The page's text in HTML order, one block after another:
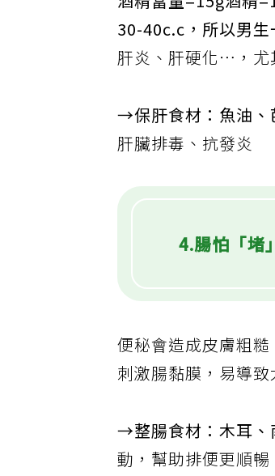
酒精當量=15g酒精
30-40c.c，所以男
肝炎、肝硬化⋯，尤
→保肝食材：魚油、
肝臟排毒、抗發炎
4.腸怕「堵」
便秘會造成皮膚粗
刺激腸黏膜，易導致
→整腸食材：木耳